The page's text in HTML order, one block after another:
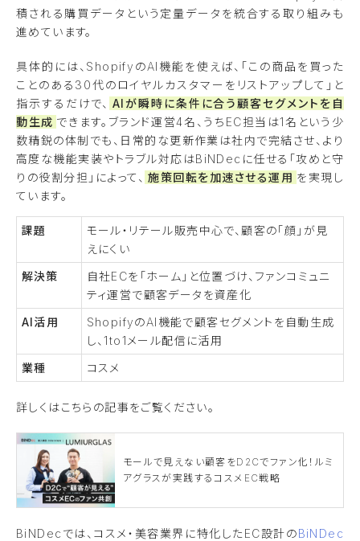
積される購買データという定量データを統合する取り組みも
進めています。
具体的には、ShopifyのAI機能を使えば、「この商品を買った
ことのある30代のロイヤルカスタマーをリストアップして」と
指示するだけで、 AIが瞬時に条件に合う顧客セグメントを自
動生成 できます。ブランド運営4名、うちEC担当は1名という少
数精鋭の体制でも、日常的な更新作業は社内で完結させ、より
高度な機能実装やトラブル対応はBiNDecに任せる「攻めと守
りの役割分担」によって、 施策回転を加速させる運用 を実現し
ています。
課題
モール・リテール販売中心で、顧客の「顔」が見
えにくい
解決策
自社ECを「ホーム」と位置づけ、ファンコミュニ
ティ運営で顧客データを資産化
AI活用
ShopifyのAI機能で顧客セグメントを自動生成
し、1to1メール配信に活用
業種
コスメ
詳しくはこちらの記事をご覧ください。
モールで見えない顧客をD2Cでファン化！ルミ
アグラスが実践するコスメEC戦略
BiNDecでは、コスメ・美容業界に特化したEC設計のBiNDec